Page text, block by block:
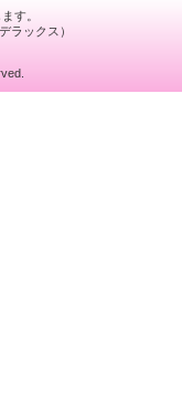
す。
ラックス）